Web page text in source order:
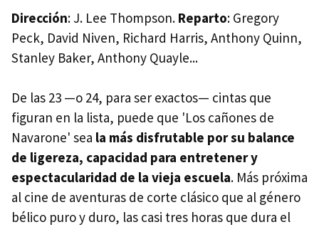
Dirección: J. Lee Thompson. Reparto: Gregory
Peck, David Niven, Richard Harris, Anthony Quinn,
Stanley Baker, Anthony Quayle...
De las 23 —o 24, para ser exactos— cintas que
figuran en la lista, puede que 'Los cañones de
Navarone' sea la más disfrutable por su balance
de ligereza, capacidad para entretener y
espectacularidad de la vieja escuela. Más próxima
al cine de aventuras de corte clásico que al género
bélico puro y duro, las casi tres horas que dura el